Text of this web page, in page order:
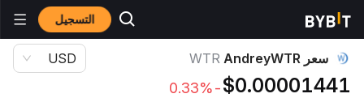
التسجيل أسعار العملات الرقمية
سعر AndreyWTR WTR
$0.00001441
-0.33%
USD